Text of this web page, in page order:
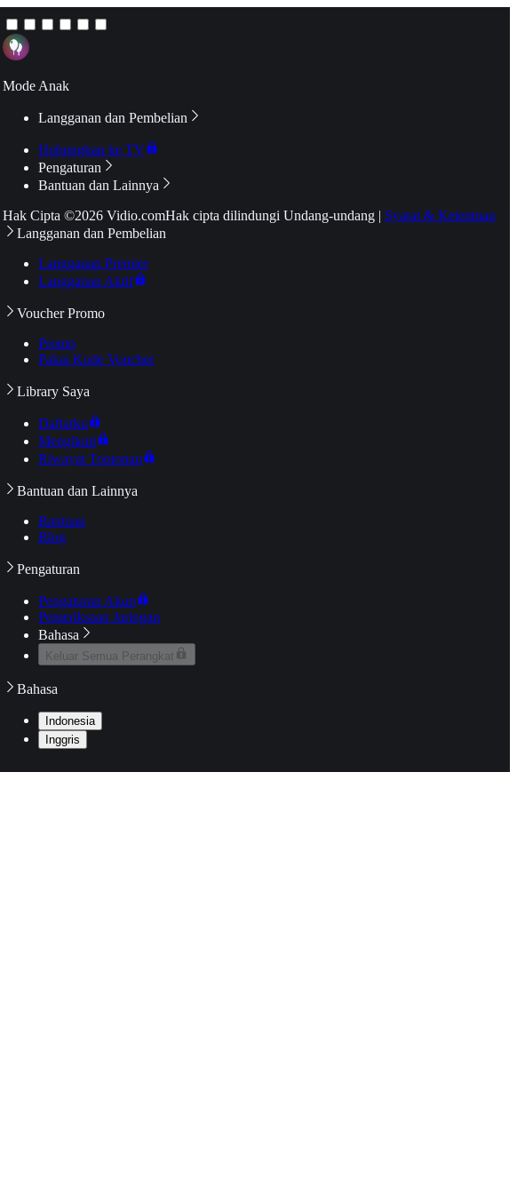
Mode Anak
Langganan dan Pembelian
Hubungkan ke TV
Pengaturan
Bantuan dan Lainnya
Hak Cipta ©2026 Vidio.comHak cipta dilindungi Undang-undang | Syarat & Ketentuan
Langganan dan Pembelian
Langganan Premier
Langganan Aktif
Voucher Promo
Promo
Pakai Kode Voucher
Library Saya
Daftarku
Mengikuti
Riwayat Tontonan
Bantuan dan Lainnya
Bantuan
Blog
Pengaturan
Pengaturan Akun
Pemeriksaan Jaringan
Bahasa
Keluar Semua Perangkat
Bahasa
Indonesia
Inggris